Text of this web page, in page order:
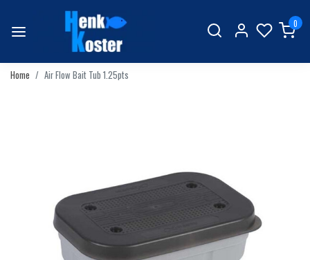
0
Home Air Flow Bait Tub 1.25pts